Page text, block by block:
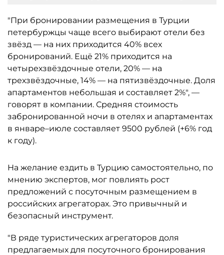
"При бронировании размещения в Турции
петербуржцы чаще всего выбирают отели без
звёзд — на них приходится 40% всех
бронирований. Ещё 21% приходится на
четырехзвёздочные отели, 20% — на
трехзвёздочные, 14% — на пятизвёздочные. Доля
апартаментов небольшая и составляет 2%", —
говорят в компании. Средняя стоимость
забронированной ночи в отелях и апартаментах
в январе–июле составляет 9500 рублей (+6% год
к году).
На желание ездить в Турцию самостоятельно, по
мнению экспертов, мог повлиять рост
предложений с посуточным размещением в
российских агрегаторах. Это привычный и
безопасный инструмент.
"В ряде туристических агрегаторов доля
предлагаемых для посуточного бронирования